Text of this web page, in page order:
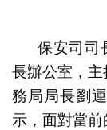
保安司司
長辦公室，
務局局長劉
示，面對當